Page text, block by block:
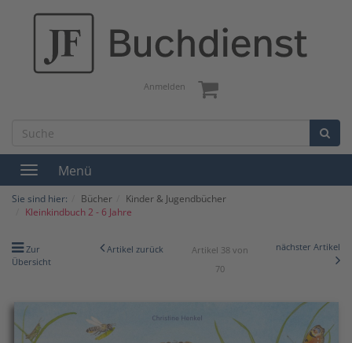
Anmelden
Toggle
navigation
Menü
Sie sind hier: Bücher
Kinder & Jugendbücher
Kleinkindbuch 2 - 6 Jahre
Zur
Übersicht
Artikel zurück
Artikel 38 von
70
nächster Artikel